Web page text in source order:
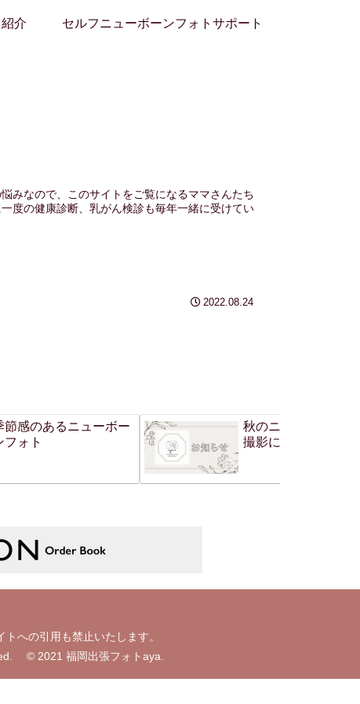
介 セルフニューボーンフォトサポート
みなので、このサイトをご覧になるママさんたち
度の健康診断、乳がん検診も毎年一緒に受けてい
2022.08.24
節感のあるニューボー
フォト
秋のニューボーンフ
撮影について
への引用も禁止いたします。
© 2021 福岡出張フォトaya.